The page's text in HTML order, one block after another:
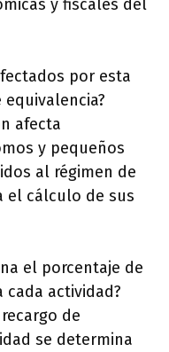
y fiscales del
por esta
afecta
y pequeños
al régimen de
el cálculo de sus
el porcentaje de
cada actividad?
de
se determina